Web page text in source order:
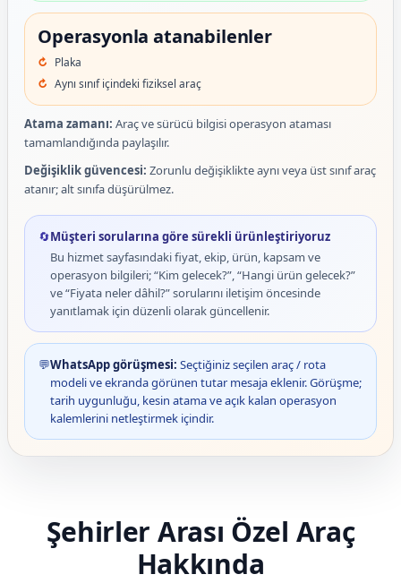
Operasyonla atanabilenler
Plaka
Aynı sınıf içindeki fiziksel araç
Atama zamanı: Araç ve sürücü bilgisi operasyon ataması
tamamlandığında paylaşılır.
Değişiklik güvencesi: Zorunlu değişiklikte aynı veya üst sınıf araç
atanır; alt sınıfa düşürülmez.
🔄Müşteri sorularına göre sürekli ürünleştiriyoruz
Bu hizmet sayfasındaki fiyat, ekip, ürün, kapsam ve
operasyon bilgileri; “Kim gelecek?”, “Hangi ürün gelecek?”
ve “Fiyata neler dâhil?” sorularını iletişim öncesinde
yanıtlamak için düzenli olarak güncellenir.
💬WhatsApp görüşmesi: Seçtiğiniz seçilen araç / rota
modeli ve ekranda görünen tutar mesaja eklenir. Görüşme;
tarih uygunluğu, kesin atama ve açık kalan operasyon
kalemlerini netleştirmek içindir.
Şehirler Arası Özel Araç
Hakkında